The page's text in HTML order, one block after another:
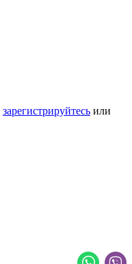
зарегистрируйтесь или